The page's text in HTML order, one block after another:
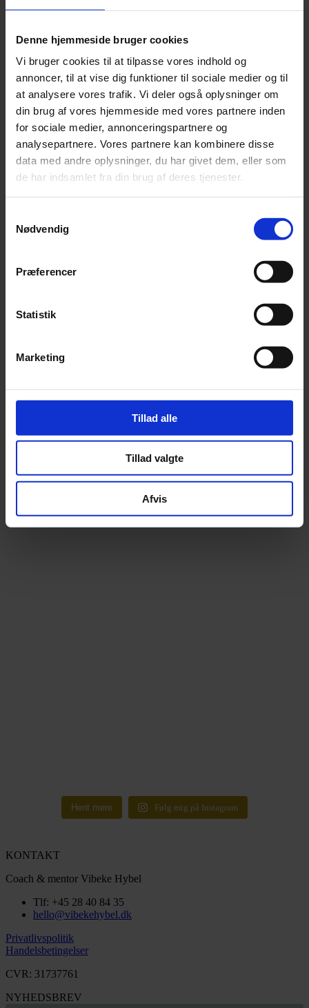
Denne hjemmeside bruger cookies
Vi bruger cookies til at tilpasse vores indhold og
annoncer, til at vise dig funktioner til sociale medier og til
at analysere vores trafik. Vi deler også oplysninger om
din brug af vores hjemmeside med vores partnere inden
for sociale medier, annonceringspartnere og
analysepartnere. Vores partnere kan kombinere disse
data med andre oplysninger, du har givet dem, eller som
de har indsamlet fra din brug af deres tjenester.
Nødvendig
Præferencer
Statistik
Marketing
Tillad alle
Tillad valgte
Afvis
Hent mere Følg mig på Instagram
KONTAKT
Coach & mentor Vibeke Hybel
Tlf: +45 28 40 84 35
hello@vibekehybel.dk
Privatlivspolitik
Handelsbetingelser
CVR: 31737761
NYHEDSBREV